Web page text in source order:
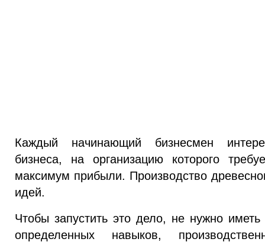
Каждый начинающий бизнесмен
бизнеса, на организацию которого
максимум прибыли. Производство
идей.
Чтобы запустить это дело, не нужно иметь
определенных навыков,